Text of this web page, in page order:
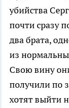
убийства
почти сразу
два брата,
из
Свою вину
получили по
хотят выйти